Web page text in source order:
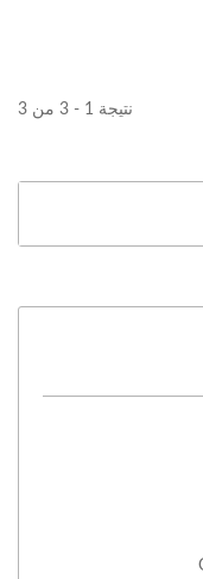
نتيجة 1 - 3 من 3